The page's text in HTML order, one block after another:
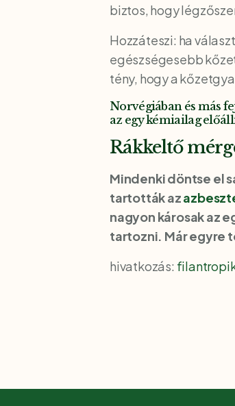
biztos, hogy
Hozzáteszi: ha
egészségesebb
tény, hogy a
Norvégiában és más
az egy kémiailag
Rákkeltő
Mindenki döntse el
tartották az
nagyon károsak az
tartozni. Már egyre
hivatkozás: